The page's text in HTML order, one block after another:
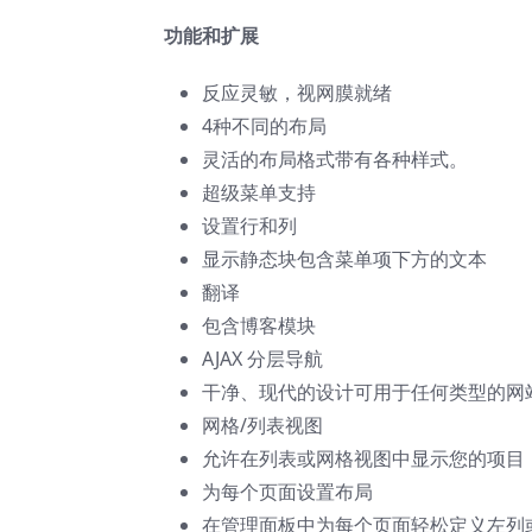
功能和扩展
反应灵敏，视网膜就绪
4种不同的布局
灵活的布局格式带有各种样式。
超级菜单支持
设置行和列
显示静态块包含菜单项下方的文本
翻译
包含博客模块
AJAX 分层导航
干净、现代的设计可用于任何类型的网
网格/列表视图
允许在列表或网格视图中显示您的项目
为每个页面设置布局
在管理面板中为每个页面轻松定义左列